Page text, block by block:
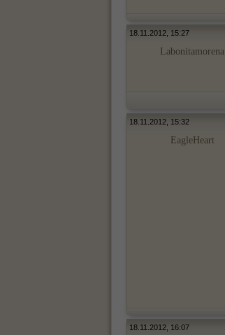
18.11.2012, 15:27
Labonitamorena
18.11.2012, 15:32
EagleHeart
18.11.2012, 16:07